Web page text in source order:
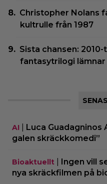
Christopher Nolans
kultrulle från 1987
Sista chansen:
fantasytrilogi
AI
Luca Guadagninos
galen skräckkomedi”
Bioaktuellt
Ingen vill
nya skräckfilmen på